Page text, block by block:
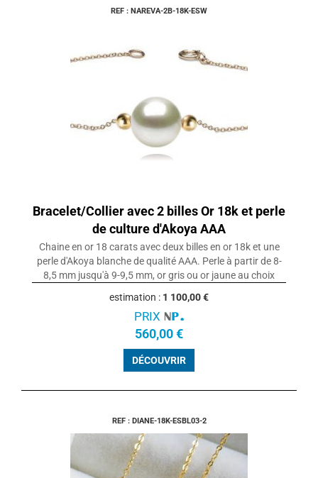
REF : NAREVA-2B-18K-ESW
Bracelet/Collier avec 2 billes Or 18k et perle
de culture d'Akoya AAA
Chaine en or 18 carats avec deux billes en or 18k et une
perle d'Akoya blanche de qualité AAA. Perle à partir de 8-
8,5 mm jusqu'à 9-9,5 mm, or gris ou or jaune au choix
estimation : 1 100,00 €
PRIX
560,00 €
DÉCOUVRIR
REF : DIANE-18K-ESBL03-2